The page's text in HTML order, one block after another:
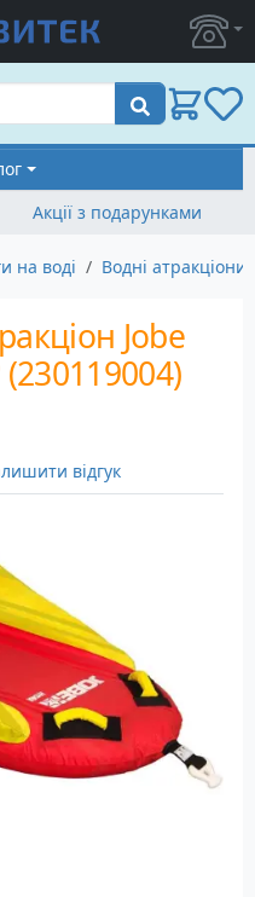
Пошук
Акції з подарунками
на воді Водні атракціони
Jobe
відгук